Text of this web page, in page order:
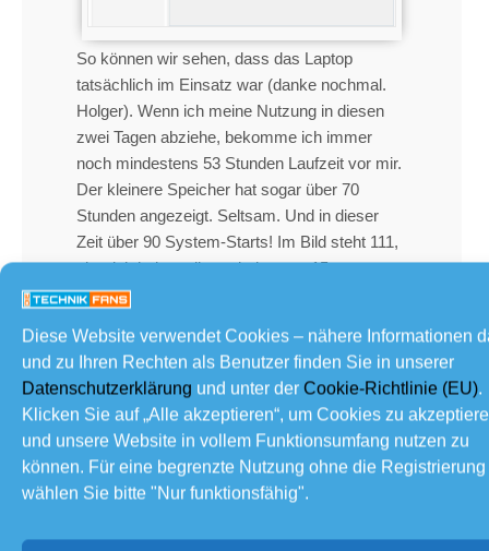
Diese Website verwendet Cookies – nähere Informationen
und zu Ihren Rechten als Benutzer finden Sie in unserer
Datenschutzerklärung und unter der Cookie-Richtlinie (EU).
Klicken Sie auf „Alle akzeptieren“, um Cookies zu
und unsere Website in vollem Funktionsumfang nutzen zu
können. Für eine begrenzte Nutzung ohne die Registrierung
wählen Sie bitte "Nur funktionsfähig".
So können wir sehen, dass das Laptop
tatsächlich im Einsatz war (danke nochmal.
Holger). Wenn ich meine Nutzung in diesen
zwei Tagen abziehe, bekomme ich immer
noch mindestens 53 Stunden Laufzeit vor mir.
Der kleinere Speicher hat sogar über 70
Stunden angezeigt. Seltsam. Und in dieser
Zeit über 90 System-Starts! Im Bild steht 111,
aber ich habe selbst mindestens 15
unternommen. Auch die gelesenen und
Da war sicherlich einer sehr fleißig. OK,
Windows-Installationen brauchen jetzt auch
nicht wenig. Wenn diese mehrmals gemacht
wurden, kommt einiges zusammen.
Der Rechner wurde am 15.04 bei HP
registriert und HP zeigt mir nur noch 10
schlimmste, trotzdem unangenehm.